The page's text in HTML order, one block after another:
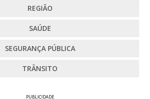
REGIÃO
SAÚDE
SEGURANÇA PÚBLICA
TRÂNSITO
PUBLICIDADE